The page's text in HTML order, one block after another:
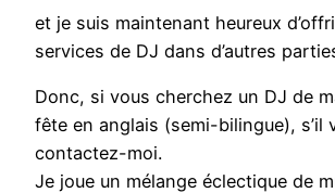
et je suis maintenant heureux
services de DJ dans d’autres
Donc, si vous cherchez un DJ de
fête en anglais (semi-bilingue), s’il
contactez-moi.
Je joue un mélange éclectique de